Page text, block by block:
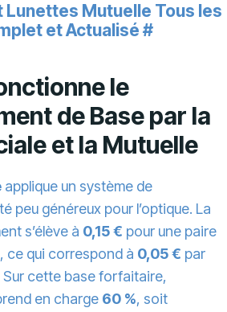
Mutuelle Tous les
et Actualisé #
le
de Base par la
et la Mutuelle
applique un système de
peu généreux pour l’optique. La
s’élève à 0,15 € pour une paire
ce qui correspond à 0,05 € par
cette base forfaitaire,
en charge 60 %, soit